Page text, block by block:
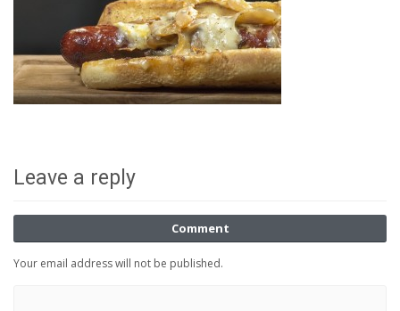
Leave a reply
Comment
Your email address will not be published.